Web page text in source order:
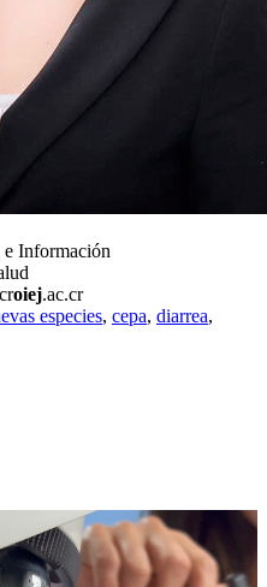
Información
oiej.ac.cr
especies, cepa, diarrea,